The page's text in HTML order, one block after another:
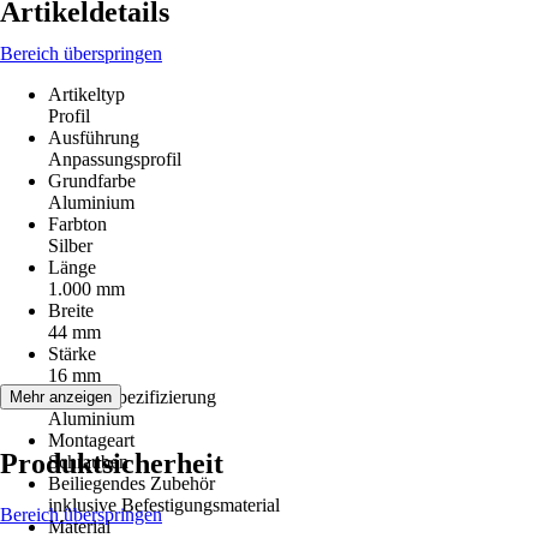
Artikeldetails
Bereich überspringen
Artikeltyp
Profil
Ausführung
Anpassungsprofil
Grundfarbe
Aluminium
Farbton
Silber
Länge
1.000 mm
Breite
44 mm
Stärke
16 mm
Materialspezifizierung
Aluminium
Montageart
Schrauben
Beiliegendes Zubehör
inklusive Befestigungsmaterial
Material
Mehr anzeigen
Produktsicherheit
Bereich überspringen